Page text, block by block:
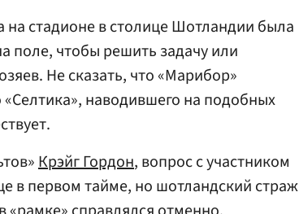
стадионе в столице Шотландии была
поле, чтобы решить задачу или
Не сказать, что «Марибор»
наводившего на подобных
Крэйг Гордон, вопрос с участником
в первом тайме, но шотландский страж